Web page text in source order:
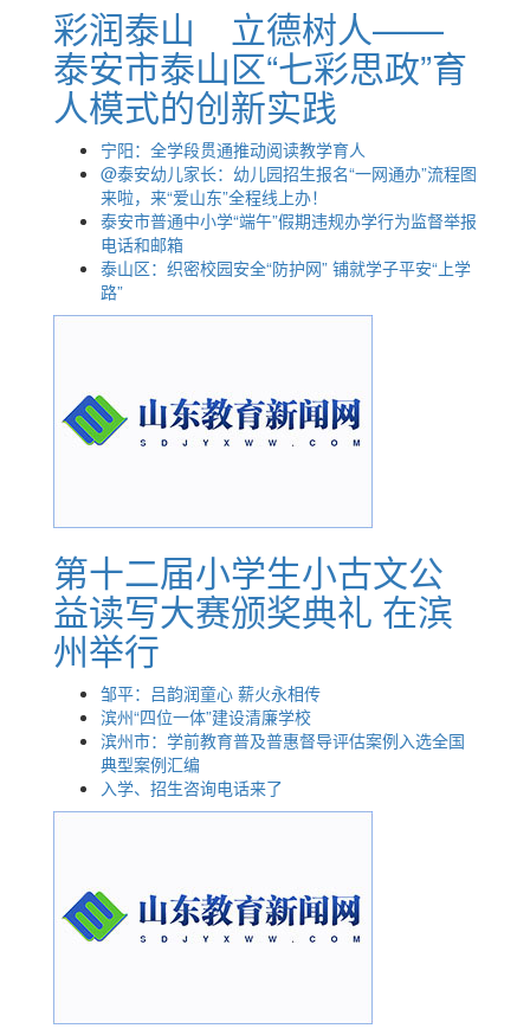
彩润泰山 立德树人——
泰安市泰山区“七彩思政”育
人模式的创新实践
宁阳：全学段贯通推动阅读教学育人
@泰安幼儿家长：幼儿园招生报名“一网通办”流程图
来啦，来“爱山东”全程线上办！
泰安市普通中小学“端午”假期违规办学行为监督举报
电话和邮箱
泰山区：织密校园安全“防护网” 铺就学子平安“上学
路”
第十二届小学生小古文公
益读写大赛颁奖典礼 在滨
州举行
邹平：吕韵润童心 薪火永相传
滨州“四位一体”建设清廉学校
滨州市：学前教育普及普惠督导评估案例入选全国
典型案例汇编
入学、招生咨询电话来了